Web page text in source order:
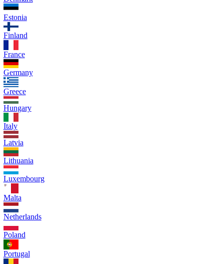
Estonia
Finland
France
Germany
Greece
Hungary
Italy
Latvia
Lithuania
Luxembourg
Malta
Netherlands
Poland
Portugal